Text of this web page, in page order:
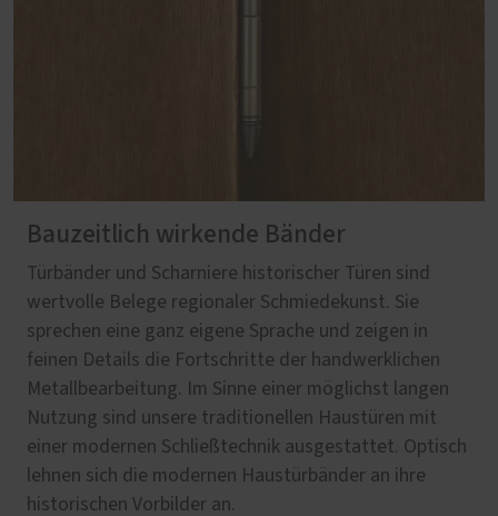
Bauzeitlich wirkende Bänder
Türbänder und Scharniere historischer Türen sind
wertvolle Belege regionaler Schmiedekunst. Sie
sprechen eine ganz eigene Sprache und zeigen in
feinen Details die Fortschritte der handwerklichen
Metallbearbeitung. Im Sinne einer möglichst langen
Nutzung sind unsere traditionellen Haustüren mit
einer modernen Schließtechnik ausgestattet. Optisch
lehnen sich die modernen Haustürbänder an ihre
historischen Vorbilder an.